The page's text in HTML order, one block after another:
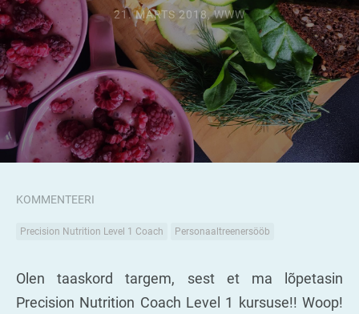
21. MÄRTS 2018,WWW
KOMMENTEERI
Precision Nutrition Level 1 Coach Personaaltreenersööb
Olen taaskord targem, sest et ma lõpetasin
Precision Nutrition Coach Level 1 kursuse!! Woop!